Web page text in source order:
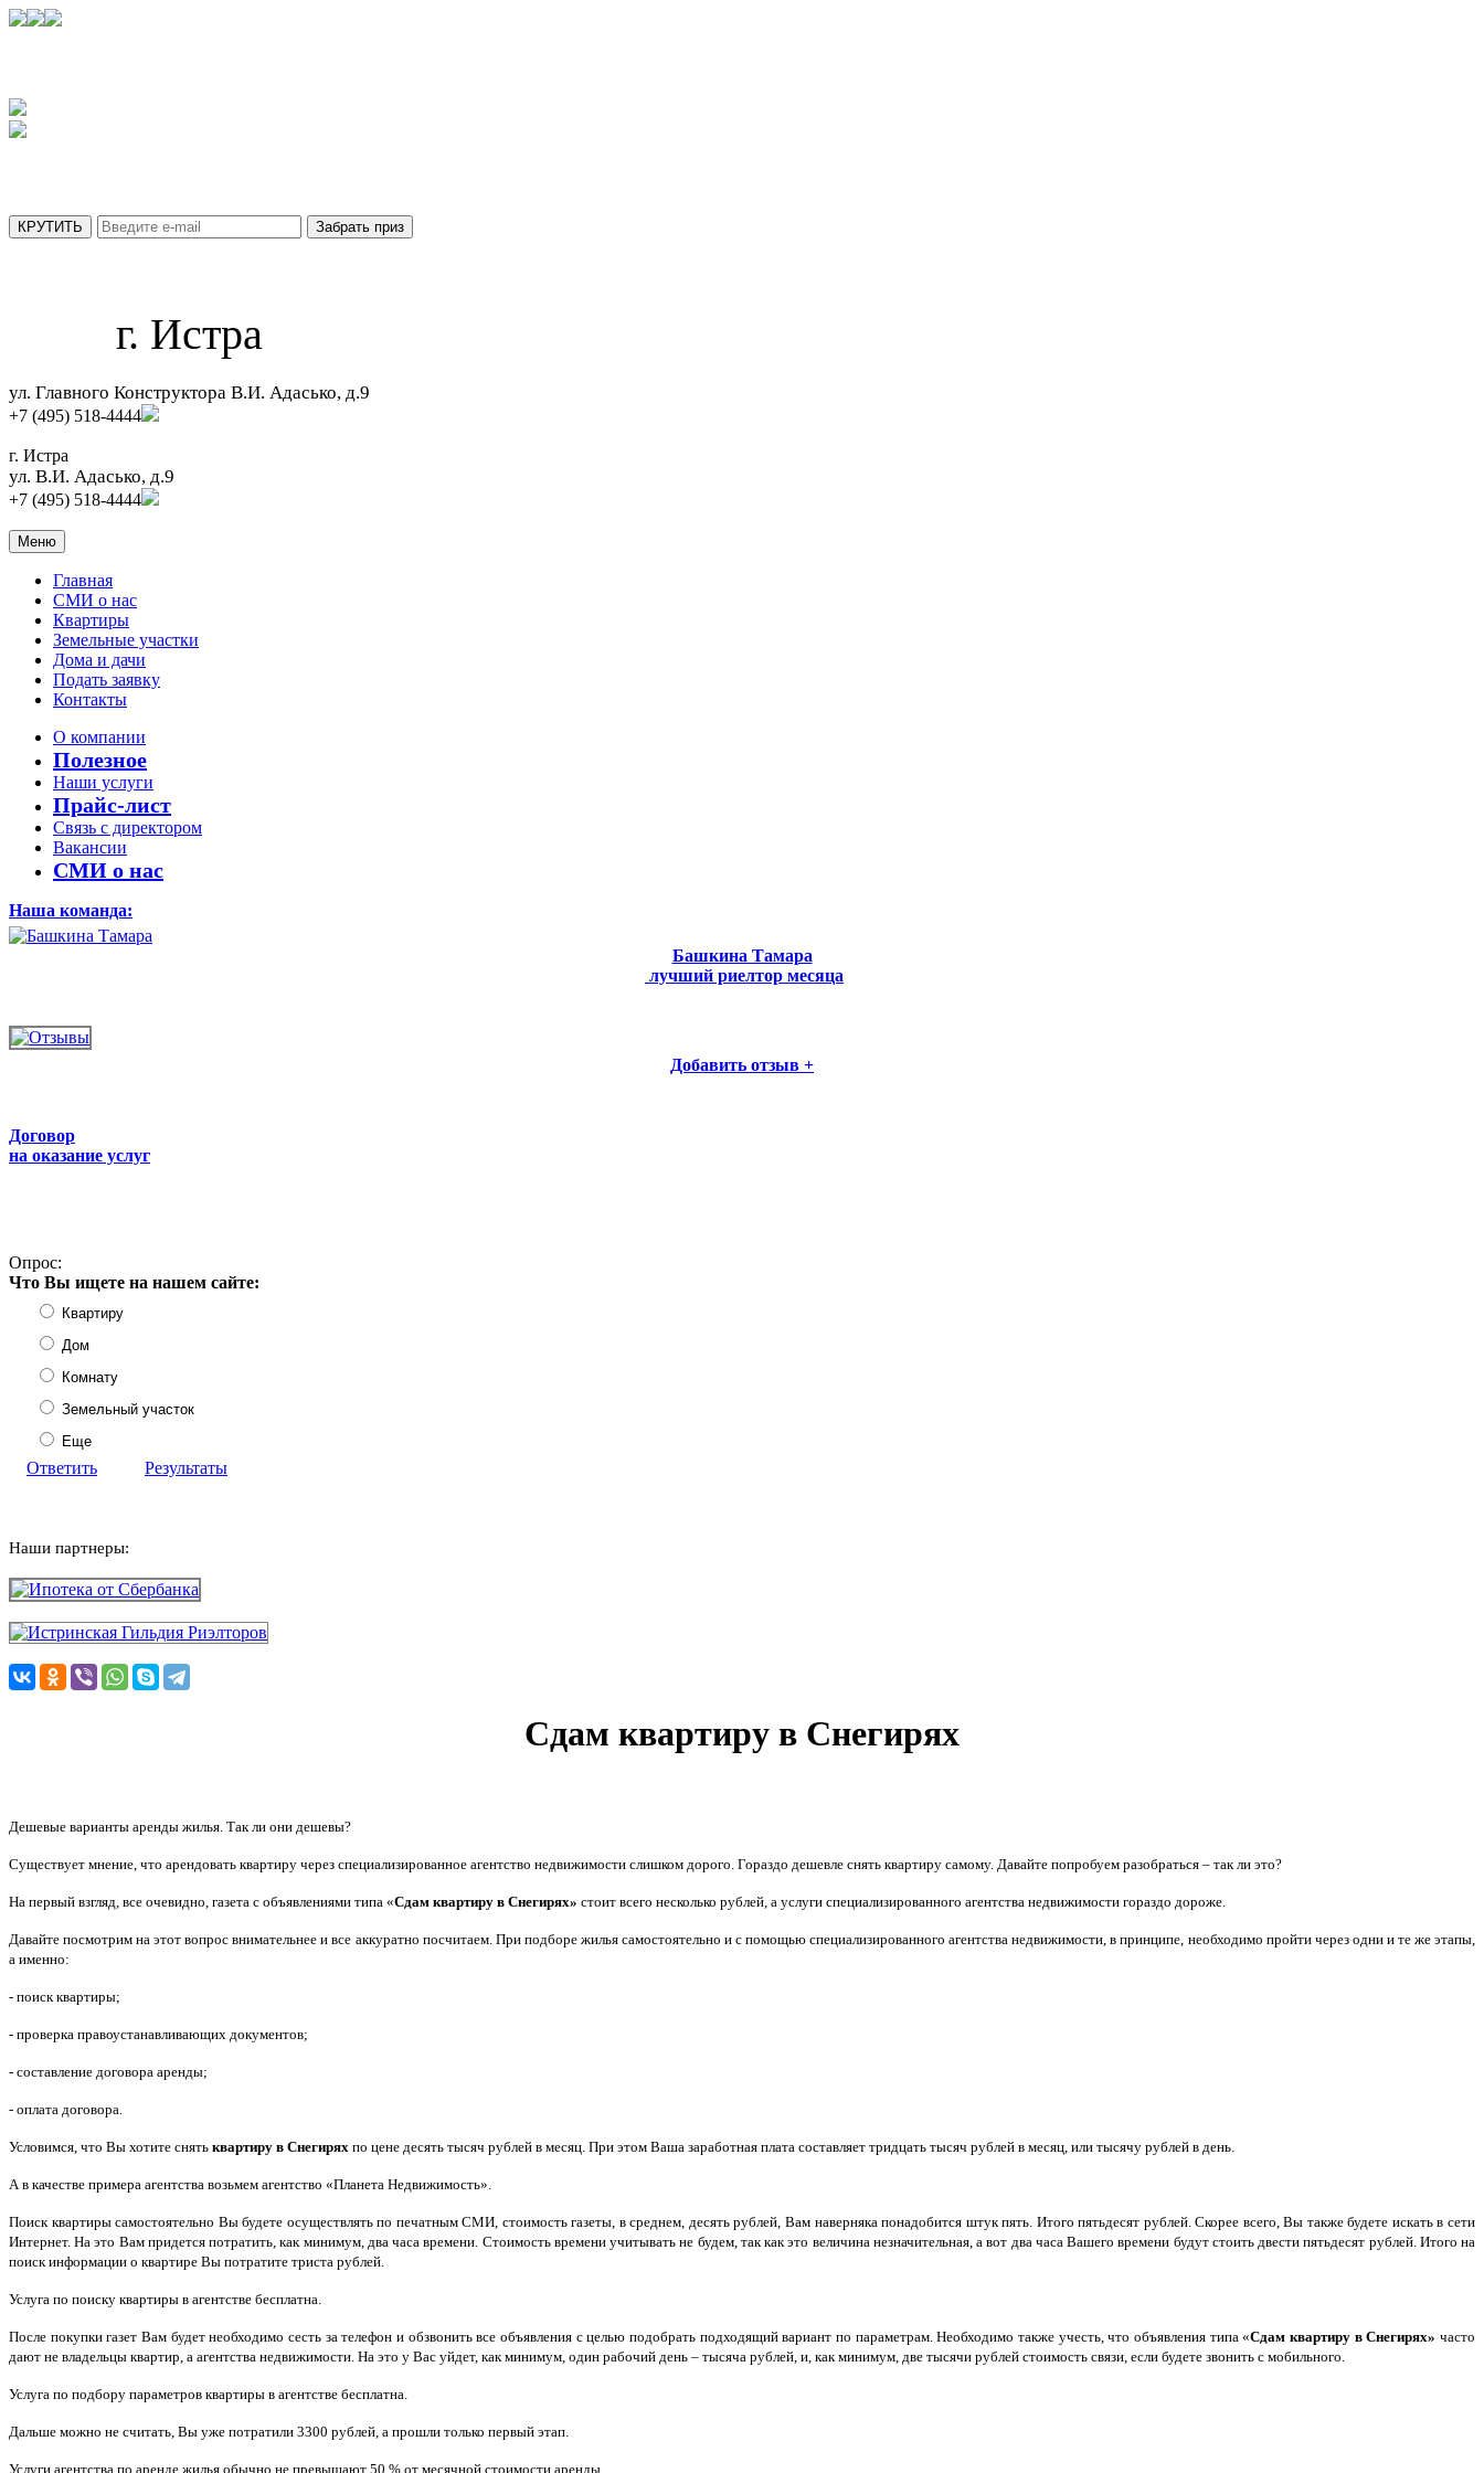
г. Истра
ул. Главного Конструктора В.И. Адасько, д.9
+7 (495) 518-4444
г. Истра
ул. В.И. Адасько, д.9
+7 (495) 518-4444
Меню
Главная
СМИ о нас
Квартиры
Земельные участки
Дома и дачи
Подать заявку
Контакты
О компании
Полезное
Наши услуги
Прайс-лист
Связь с директором
Вакансии
СМИ о нас
Наша команда:
Башкина Тамара
лучший риелтор месяца
Добавить отзыв +
Договор
на оказание услуг
Опрос:
Что Вы ищете на нашем сайте:
Квартиру
Дом
Комнату
Земельный участок
Еще
Ответить Результаты
Наши партнеры:
Сдам квартиру в Снегирях
Дешевые варианты аренды жилья. Так ли они дешевы?
Существует мнение, что арендовать квартиру через специализированное агентство недвижимости слишком дорого. Гораздо дешевле снять квартиру самому. Давайте попробуем разобраться – так ли это?
На первый взгляд, все очевидно, газета с объявлениями типа «Сдам квартиру в Снегирях» стоит всего несколько рублей, а услуги специализированного агентства недвижимости гораздо дороже.
Давайте посмотрим на этот вопрос внимательнее и все аккуратно посчитаем. При подборе жилья самостоятельно и с помощью специализированного агентства недвижимости, в принципе, необходимо пройти через одни и те же этапы,
а именно:
- поиск квартиры;
- проверка правоустанавливающих документов;
- составление договора аренды;
- оплата договора.
Условимся, что Вы хотите снять квартиру в Снегирях по цене десять тысяч рублей в месяц. При этом Ваша заработная плата составляет тридцать тысяч рублей в месяц, или тысячу рублей в день.
А в качестве примера агентства возьмем агентство «Планета Недвижимость».
Поиск квартиры самостоятельно Вы будете осуществлять по печатным СМИ, стоимость газеты, в среднем, десять рублей, Вам наверняка понадобится штук пять. Итого пятьдесят рублей. Скорее всего, Вы также будете искать в сети
Интернет. На это Вам придется потратить, как минимум, два часа времени. Стоимость времени учитывать не будем, так как это величина незначительная, а вот два часа Вашего времени будут стоить двести пятьдесят рублей. Итого на
поиск информации о квартире Вы потратите триста рублей.
Услуга по поиску квартиры в агентстве бесплатна.
После покупки газет Вам будет необходимо сесть за телефон и обзвонить все объявления с целью подобрать подходящий вариант по параметрам. Необходимо также учесть, что объявления типа «Сдам квартиру в Снегирях»часто
дают не владельцы квартир, а агентства недвижимости. На это у Вас уйдет, как минимум, один рабочий день – тысяча рублей, и, как минимум, две тысячи рублей стоимость связи, если будете звонить с мобильного.
Услуга по подбору параметров квартиры в агентстве бесплатна.
Дальше можно не считать, Вы уже потратили 3300 рублей, а прошли только первый этап.
Услуги агентства по аренде жилья обычно не превышают 50 % от месячной стоимости аренды.